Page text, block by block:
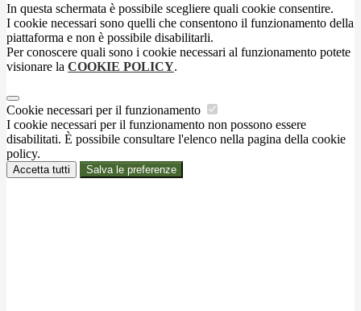
In questa schermata è possibile scegliere quali cookie consentire.
I cookie necessari sono quelli che consentono il funzionamento della
piattaforma e non è possibile disabilitarli.
Per conoscere quali sono i cookie necessari al funzionamento potete
visionare la COOKIE POLICY.
Cookie necessari per il funzionamento
I cookie necessari per il funzionamento non possono essere
disabilitati. È possibile consultare l'elenco nella pagina della cookie
policy.
Accetta tutti Salva le preferenze